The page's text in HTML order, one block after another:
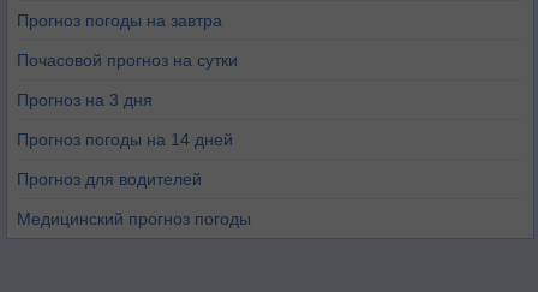
Прогноз погоды на завтра
Почасовой прогноз на сутки
Прогноз на 3 дня
Прогноз погоды на 14 дней
Прогноз для водителей
Медицинский прогноз погоды